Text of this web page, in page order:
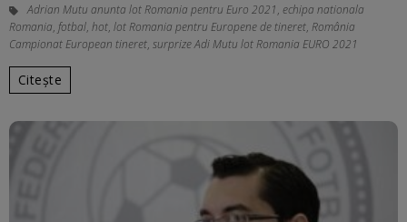
Adrian Mutu anunta lot Romania pentru Euro 2021, echipa nationala
Romania, fotbal, hot, lot Romania pentru Europene de tineret, România
Campionat European tineret, surprize Adi Mutu lot Romania EURO 2021
Citește